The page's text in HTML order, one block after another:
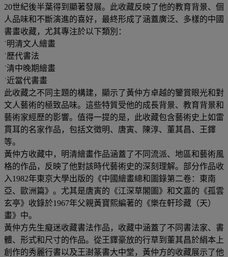
20世紀後半葉得到顯著發展。此收藏反映了他的教育背景、個
人品味和不斷演進的喜好，最終形成了涵蓋廣泛、多樣的中國
書畫收藏，尤其專注於以下類別：
˙明清文人繪畫
˙歷代書法
˙清中晚期繪畫
˙近當代書畫
此收藏之不同主題的構建，顯示了黃仲方卓越的鑒賞眼光和對
文人藝術的極致品味。這些特質受他的成長背景、教育背景和
藝術家經歷的影響。值得一提的是，此收藏包含藝術史上如雷
貫耳的名家作品，包括文徵明、唐寅、陳淳、董其昌、王鐸
等。
黃仲方收藏中，明清繪畫作品涵蓋了不同流派、地區和藝術風
格的作品，反映了他對該時代藝術史的深刻理解。部分作品收
入1982年東京大學出版的《中國繪畫總和圖錄第二卷：東南
亞、歐洲篇》。尤其是唐寅的《江深草閣圖》和文嘉的《孤雲
玄亭》收錄於1967年父親黃寶熙編著的《樂在軒珍藏（天）
畫》中。
黃仲方先生癡迷收藏書法作品，收藏中涵蓋了不同書法家、書
體、形式和尺寸的作品。從王鐸豪放的行草到董其昌於絹本上
創作的秀麗行書以及王澍篆書大中堂，黃仲方的收藏展示了他